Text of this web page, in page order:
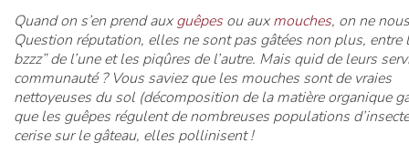
Quand on s’en prend auxguêpesou auxmouches, on ne
Question réputation, elles ne sont pas gâtées non plus, entre
bzzz” de l’une et les piqûres de l’autre. Mais quid de leurs
communauté ? Vous saviez que les mouches sont de vraies
nettoyeuses du sol (décomposition de la matière organique
que les guêpes régulent de nombreuses populations
cerise sur le gâteau, elles pollinisent !